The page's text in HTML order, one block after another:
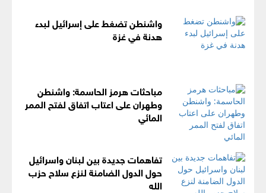
واشنطن تضغط على إسرائيل لبدء
هدنة في غزة
مباحثات هرمز الحاسمة: واشنطن
وطهران على اعتاب اتفاق لفتح الممر
المائي
تفاهمات جديدة بين لبنان واسرائيل
حول الدول الضامنة لنزع سلاح حزب
الله